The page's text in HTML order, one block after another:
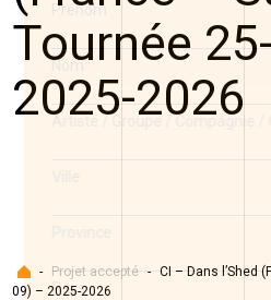
Tournée
2025-2026
Accueil
- Projet accepté - CI – Dans l’Shed
09) – 2025-2026
Prénom
Nom
Artiste / Groupe / Compagnie /
Ville
Province
Pays